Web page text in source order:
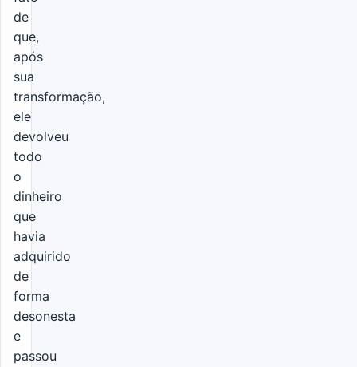
de
que,
após
sua
transformação,
ele
devolveu
todo
o
dinheiro
que
havia
adquirido
de
forma
desonesta
e
passou